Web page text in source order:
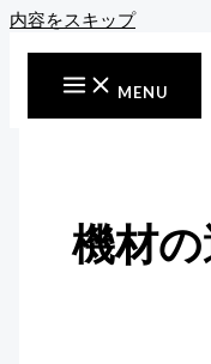
内容をスキップ
MENU
機材